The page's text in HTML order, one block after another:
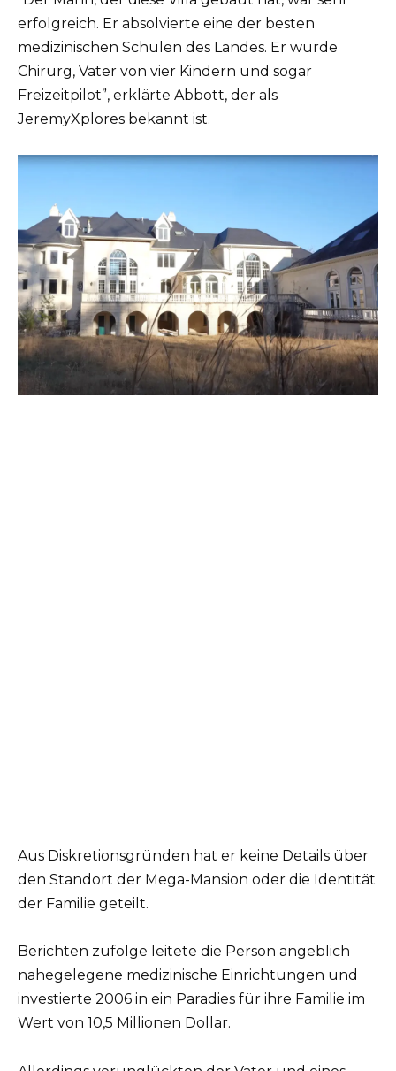
erfolgreich. Er absolvierte eine der besten
medizinischen Schulen des Landes. Er wurde
Chirurg, Vater von vier Kindern und sogar
Freizeitpilot”, erklärte Abbott, der als
JeremyXplores bekannt ist.
Aus Diskretionsgründen hat er keine Details über
den Standort der Mega-Mansion oder die Identität
der Familie geteilt.
Berichten zufolge leitete die Person angeblich
nahegelegene medizinische Einrichtungen und
investierte 2006 in ein Paradies für ihre Familie im
Wert von 10,5 Millionen Dollar.